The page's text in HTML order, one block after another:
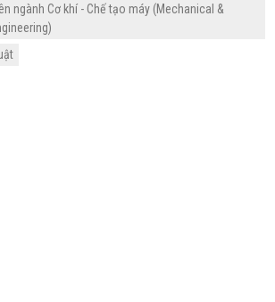
ngành Cơ khí - Chế tạo máy (Mechanical &